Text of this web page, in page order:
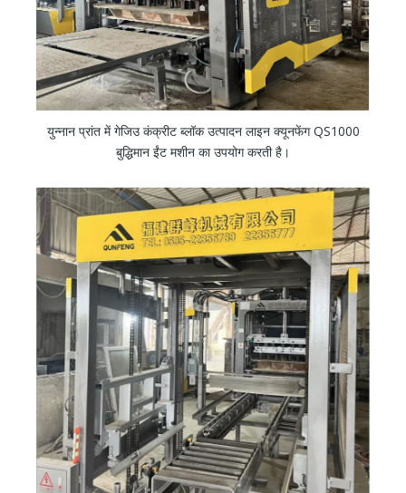
युन्नान प्रांत में गेजिउ कंक्रीट ब्लॉक उत्पादन लाइन क्यूनफेंग QS1000
बुद्धिमान ईंट मशीन का उपयोग करती है।